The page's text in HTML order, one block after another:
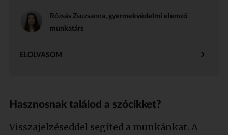
Rózsás Zsuzsanna, gyermekvédelmi elemző
munkatárs
ELOLVASOM
Hasznosnak találod a szócikket?
Visszajelzéseddel segíted a munkánkat. A